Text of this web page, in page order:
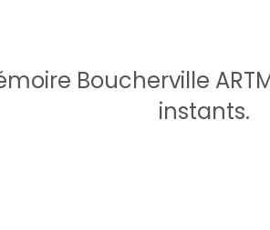
Boucherville
instants.